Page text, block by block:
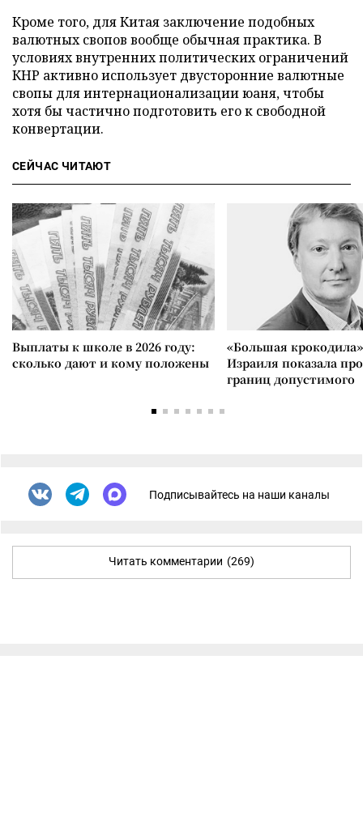
Кроме того, для Китая заключение подобных
валютных свопов вообще обычная практика. В
условиях внутренних политических ограничений
КНР активно использует двусторонние валютные
свопы для интернационализации юаня, чтобы
хотя бы частично подготовить его к свободной
конвертации.
СЕЙЧАС ЧИТАЮТ
Выплаты к школе в 2026 году:
сколько дают и кому положены
«Большая
Израиля показала
границ допустимого
Подписывайтесь на наши каналы
Читать комментарии (269)